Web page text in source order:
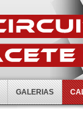
GALERIAS